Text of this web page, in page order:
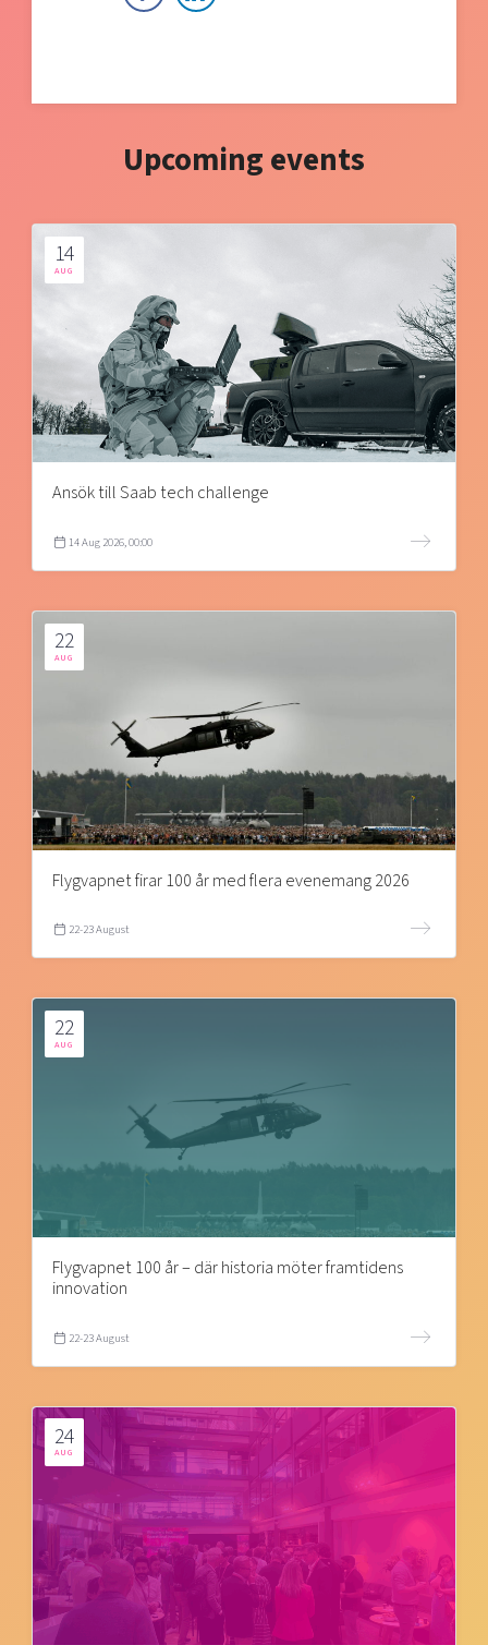
Upcoming events
14
AUG
Ansök till Saab tech challenge
14 Aug 2026, 00:00
22
AUG
Flygvapnet firar 100 år med flera evenemang 2026
22-23 August
22
AUG
Flygvapnet 100 år – där historia möter framtidens
innovation
22-23 August
24
AUG